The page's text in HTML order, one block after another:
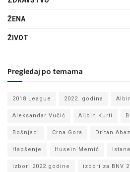
ŽENA
ŽIVOT
Pregledaj po temama
2018 League 2022. godina
Aleksandar Vučić Aljbin Kurti
Bošnjaci Crna Gora Dritan
Hapšenje Husein Memić
izbori 2022.godine izbori za BNV